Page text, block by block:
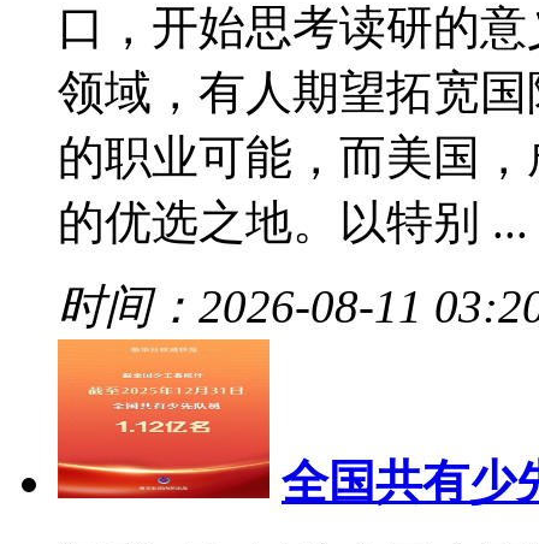
口，开始思考读研的
领域，有人期望拓宽
的职业可能，而美国
的优选之地。以特别 ...
时间：2026-08-11
全国共有少